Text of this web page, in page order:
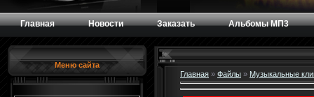
Главная Новости Заказать Альбомы МП3
Меню сайта
Главная » Файлы » Музыкальные